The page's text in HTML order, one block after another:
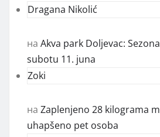
Dragana Nikolić
на Akva park Doljevac:
subotu 11. juna
Zoki
на Zaplenjeno 28 kilograma
uhapšeno pet osoba